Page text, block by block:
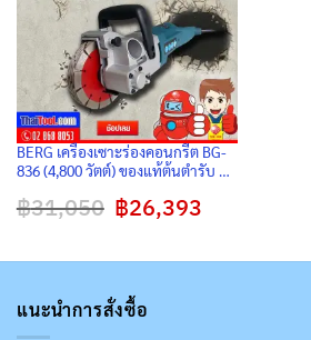
BERG เครื่องเซาะร่องคอนกรีต BG-
836 (4,800 วัตต์) ของแท้ต้นตำรับ ตัด
อาชีพ
฿31,050 Original
price
฿26,393Current
price
แนะนำการสั่งซื้อ